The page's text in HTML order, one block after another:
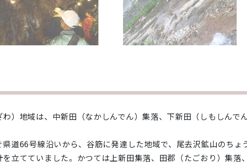
地域は、中新田（なかしんでん）集落、下新田（しもしんで
66号線沿いから、谷筋に発達した地域で、尾去沢鉱山のちょ
立てていました。かつては上新田集落、田郡（たごおり）集落